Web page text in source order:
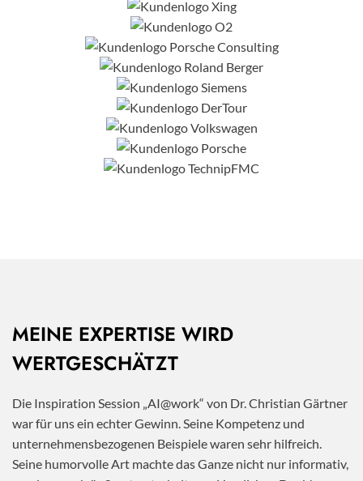
MEINE EXPERTISE WIRD
WERTGESCHÄTZT
Die Inspiration Session „AI@work“ von Dr. Christian Gärtner
war für uns ein echter Gewinn. Seine Kompetenz und
unternehmensbezogenen Beispiele waren sehr hilfreich.
Seine humorvolle Art machte das Ganze nicht nur informativ,